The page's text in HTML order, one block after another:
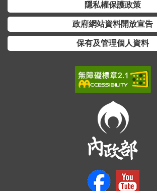
隱私權保護政策
政府網站資料開放宣告
保有及管理個人資料